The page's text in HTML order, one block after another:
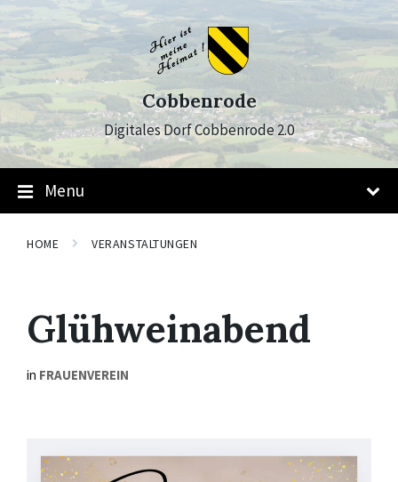
Skip
to
content
Skip
to
main
navigation
Skip
to
footer
Cobbenrode
Digitales Dorf Cobbenrode 2.0
Menu
HOME VERANSTALTUNGEN
Glühweinabend
in FRAUENVEREIN